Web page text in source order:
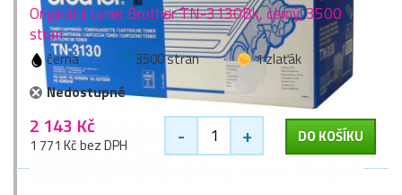
Originální toner Brother TN-3130Bk, černý, 3500
stran
černá 3500 stran
1 zlaťák
Nedostupné
2 143 Kč
1 771 Kč bez DPH - + DO KOŠÍKU